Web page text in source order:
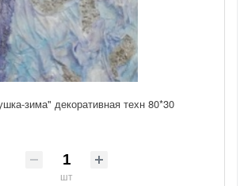
зима" декоративная техн 80*30
шт